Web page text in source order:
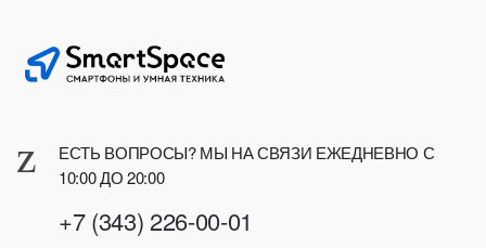
ЕСТЬ ВОПРОСЫ? МЫ НА СВЯЗИ ЕЖЕДНЕВНО С
10:00 ДО 20:00
+7 (343) 226-00-01